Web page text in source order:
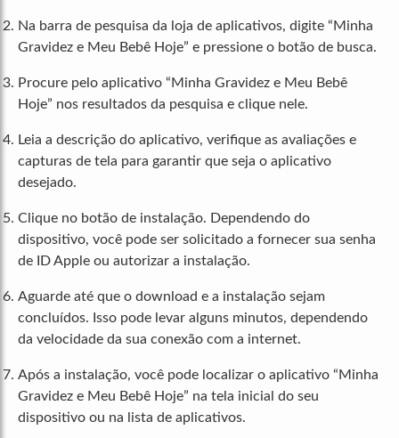
Na barra de pesquisa da loja de aplicativos, digite “Minha
Gravidez e Meu Bebê Hoje” e pressione o botão de busca.
Procure pelo aplicativo “Minha Gravidez e Meu Bebê
Hoje” nos resultados da pesquisa e clique nele.
Leia a descrição do aplicativo, verifique as avaliações e
capturas de tela para garantir que seja o aplicativo
desejado.
Clique no botão de instalação. Dependendo do
dispositivo, você pode ser solicitado a fornecer sua senha
de ID Apple ou autorizar a instalação.
Aguarde até que o download e a instalação sejam
concluídos. Isso pode levar alguns minutos, dependendo
da velocidade da sua conexão com a internet.
Após a instalação, você pode localizar o aplicativo “Minha
Gravidez e Meu Bebê Hoje” na tela inicial do seu
dispositivo ou na lista de aplicativos.